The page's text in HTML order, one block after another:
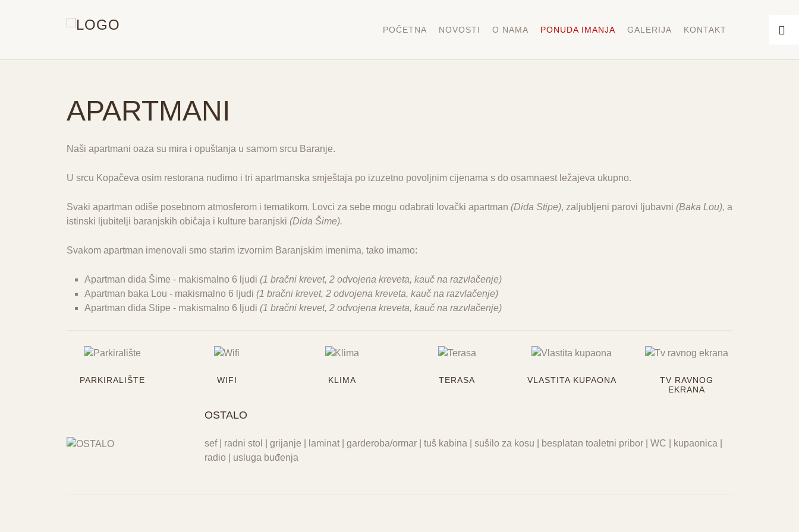
POČETNA NOVOSTI O NAMA PONUDA IMANJA GALERIJA KONTAKT
APARTMANI
Naši apartmani oaza su mira i opuštanja u samom srcu Baranje.
U srcu Kopačeva osim restorana nudimo i tri apartmanska smještaja po izuzetno povoljnim cijenama s do osamnaest ležajeva ukupno.
Svaki apartman odiše posebnom atmosferom i tematikom. Lovci za sebe mogu odabrati lovački apartman (Dida Stipe), zaljubljeni parovi ljubavni (Baka Lou), a
istinski ljubitelji baranjskih običaja i kulture baranjski (Dida Šime).
Svakom apartman imenovali smo starim izvornim Baranjskim imenima, tako imamo:
Apartman dida Šime - makismalno 6 ljudi (1 bračni krevet, 2 odvojena kreveta, kauč na razvlačenje)
Apartman baka Lou - makismalno 6 ljudi (1 bračni krevet, 2 odvojena kreveta, kauč na razvlačenje)
Apartman dida Stipe - makismalno 6 ljudi (1 bračni krevet, 2 odvojena kreveta, kauč na razvlačenje)
PARKIRALIŠTE WIFI KLIMA TERASA VLASTITA KUPAONA
TV RAVNOG
EKRANA
OSTALO
sef | radni stol | grijanje | laminat | garderoba/ormar | tuš kabina | sušilo za kosu | besplatan toaletni pribor | WC | kupaonica |
radio | usluga buđenja